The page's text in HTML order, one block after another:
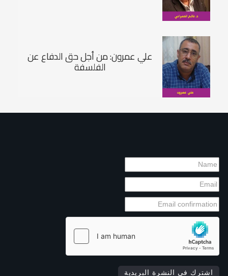
علي عمرون: من أجل حق الدفاع عن
الفلسفة
اشترك في النشرة البريدية